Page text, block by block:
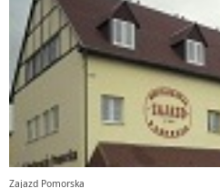
Zajazd Pomorska